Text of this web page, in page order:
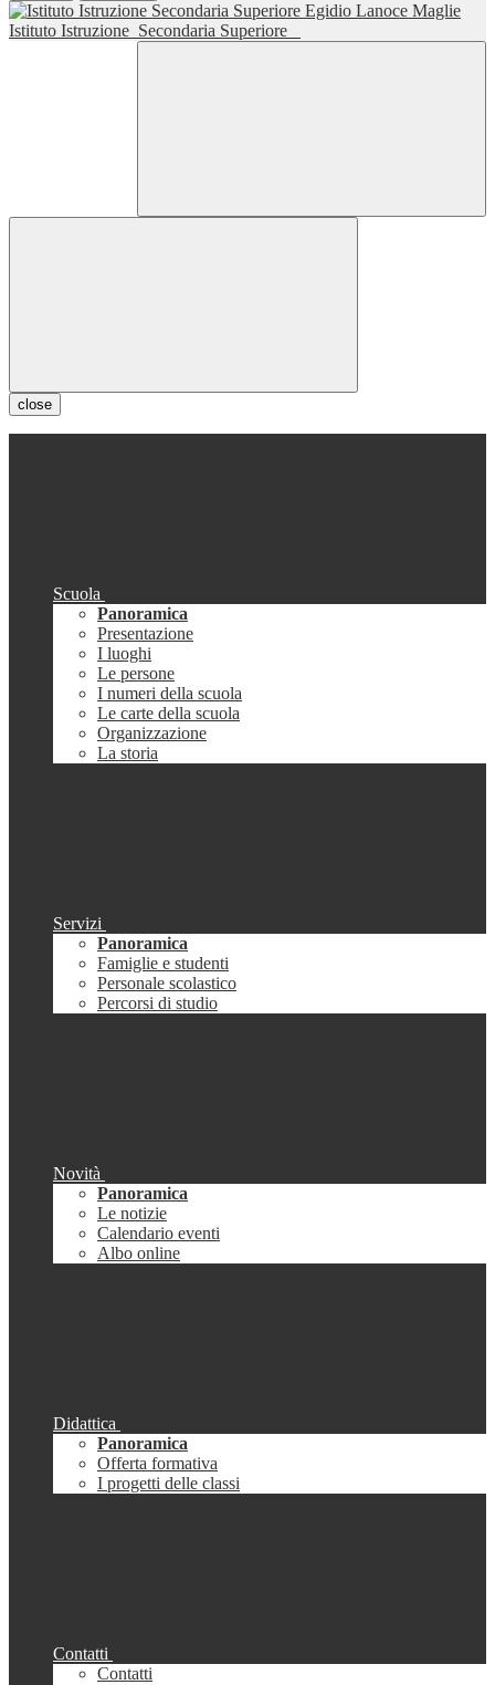
Istituto Istruzione Secondaria Superiore
close
Scuola
Panoramica
Presentazione
I luoghi
Le persone
I numeri della scuola
Le carte della scuola
Organizzazione
La storia
Servizi
Panoramica
Famiglie e studenti
Personale scolastico
Percorsi di studio
Novità
Panoramica
Le notizie
Calendario eventi
Albo online
Didattica
Panoramica
Offerta formativa
I progetti delle classi
Contatti
Contatti